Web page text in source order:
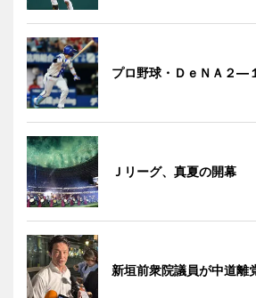
プロ野球・ＤｅＮＡ２―
Ｊリーグ、真夏の開幕
新垣前衆院議員が中道離